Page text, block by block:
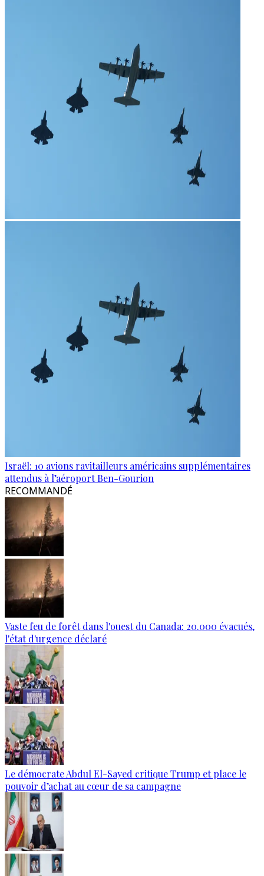
Israël: 10 avions ravitailleurs américains supplémentaires
attendus à l’aéroport Ben-Gourion
RECOMMANDÉ
Vaste feu de forêt dans l'ouest du Canada: 20.000 évacués,
l'état d'urgence déclaré
Le démocrate Abdul El-Sayed critique Trump et place le
pouvoir d’achat au cœur de sa campagne